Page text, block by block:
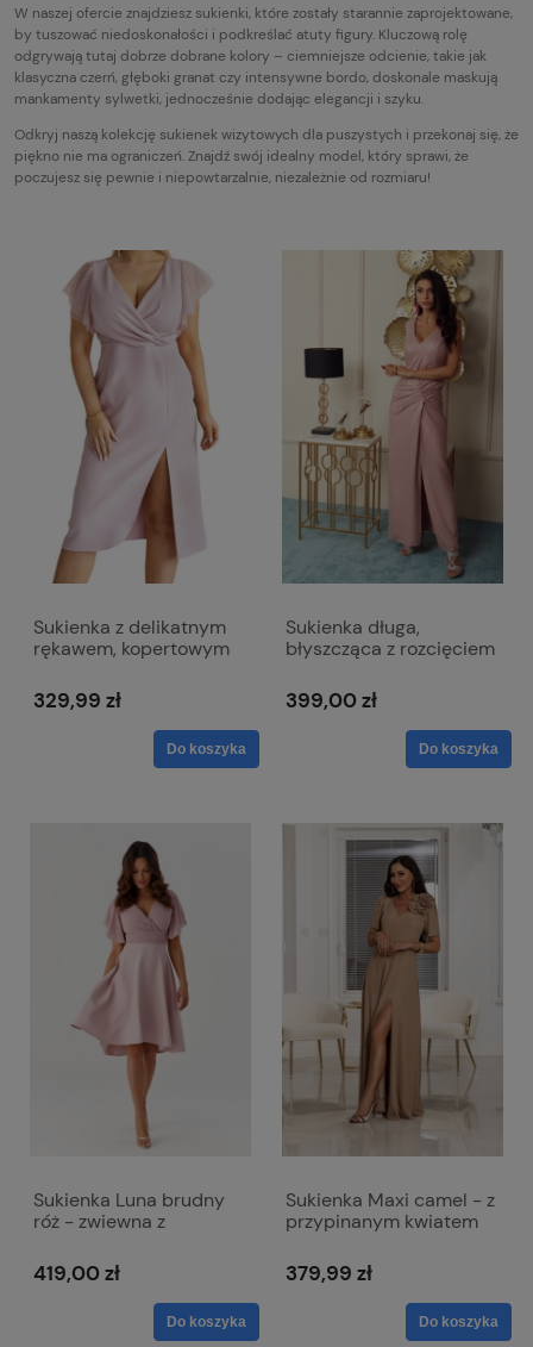
W naszej ofercie znajdziesz sukienki, które zostały starannie zaprojektowane,
by tuszować niedoskonałości i podkreślać atuty figury. Kluczową rolę
odgrywają tutaj dobrze dobrane kolory – ciemniejsze odcienie, takie jak
klasyczna czerń, głęboki granat czy intensywne bordo, doskonale maskują
mankamenty sylwetki, jednocześnie dodając elegancji i szyku.
Odkryj naszą kolekcję sukienek wizytowych dla puszystych i przekonaj się, że
piękno nie ma ograniczeń. Znajdź swój idealny model, który sprawi, że
poczujesz się pewnie i niepowtarzalnie, niezależnie od rozmiaru!
Sukienka z delikatnym
rękawem, kopertowym
Karina jasny róż
329,99 zł
Do koszyka
Sukienka długa,
błyszcząca z rozcięciem
399,00 zł
Do koszyka
Sukienka Luna brudny
róż - zwiewna z
419,00 zł
Do koszyka
Sukienka Maxi camel - z
przypinanym kwiatem
379,99 zł
Do koszyka